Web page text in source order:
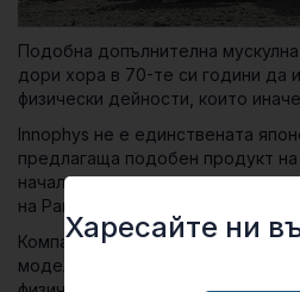
Подобна допълнителна
дори хора в 70-те си години да
физически дейности, които
Innophys не е единствената
предлагаща подобен продукт
началото на годината
на Panasonic, представи своя
Компанията предлага
модел за ходене и друг за
Харесайте ни